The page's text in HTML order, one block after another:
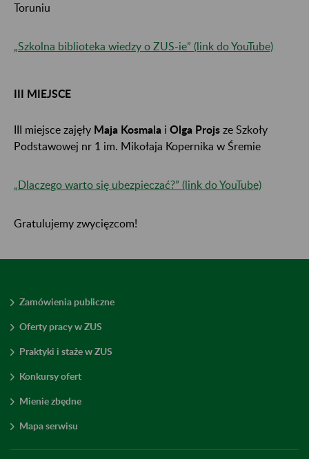
Toruniu
„Szkolna biblioteka wiedzy o ZUS-ie” (link do YouTube)
III MIEJSCE
III miejsce zajęły Maja Kosmala i Olga Projs ze Szkoły
Podstawowej nr 1 im. Mikołaja Kopernika w Śremie
„Dlaczego warto się ubezpieczać?” (link do YouTube)
Gratulujemy zwycięzcom!
Zamówienia publiczne
Oferty pracy w ZUS
Praktyki i staże w ZUS
Konkursy ofert
Mienie zbędne
Mapa serwisu